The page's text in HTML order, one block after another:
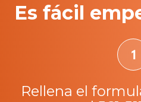
Es fácil
Rellena el